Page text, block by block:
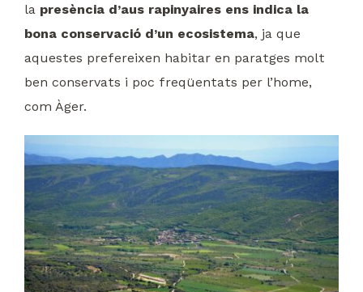
la presència d’aus rapinyaires ens indica la
bona conservació d’un ecosistema, ja que
aquestes prefereixen habitar en paratges molt
ben conservats i poc freqüentats per l’home,
com Àger.